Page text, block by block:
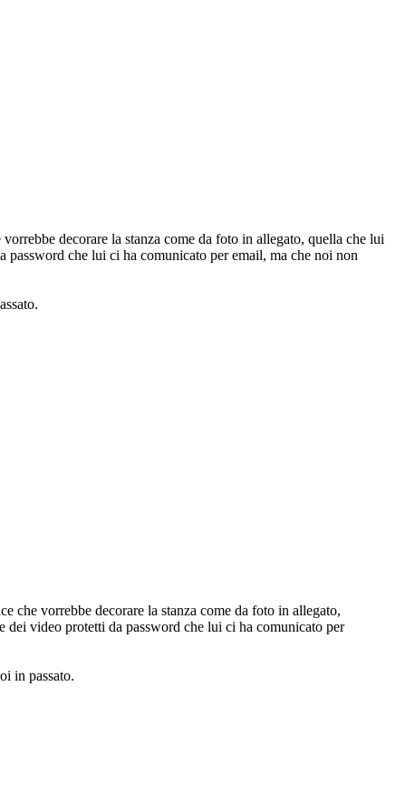
decorare la stanza come da foto in allegato, quella che lui
che lui ci ha comunicato per email, ma che noi non
che vorrebbe decorare la stanza come da foto in allegato,
video protetti da password che lui ci ha comunicato per
in passato.